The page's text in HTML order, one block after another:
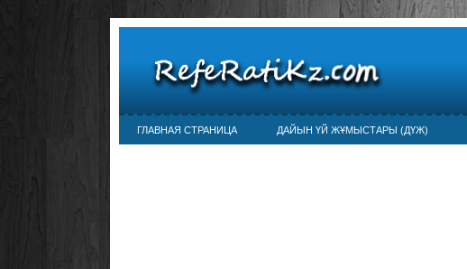
ГЛАВНАЯ СТРАНИЦА ДАЙЫН ҮЙ ЖҰМЫСТАРЫ (ДҮЖ)